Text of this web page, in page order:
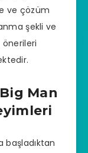
ve çözüm
şekli ve
Man
başladıktan